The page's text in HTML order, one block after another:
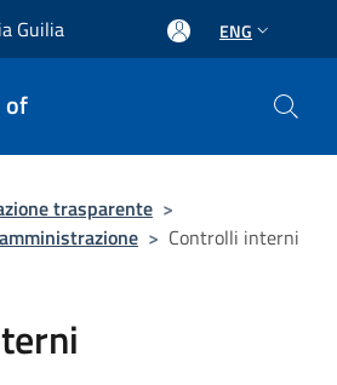
Guilia ENG
of
trasparente >
> Controlli interni